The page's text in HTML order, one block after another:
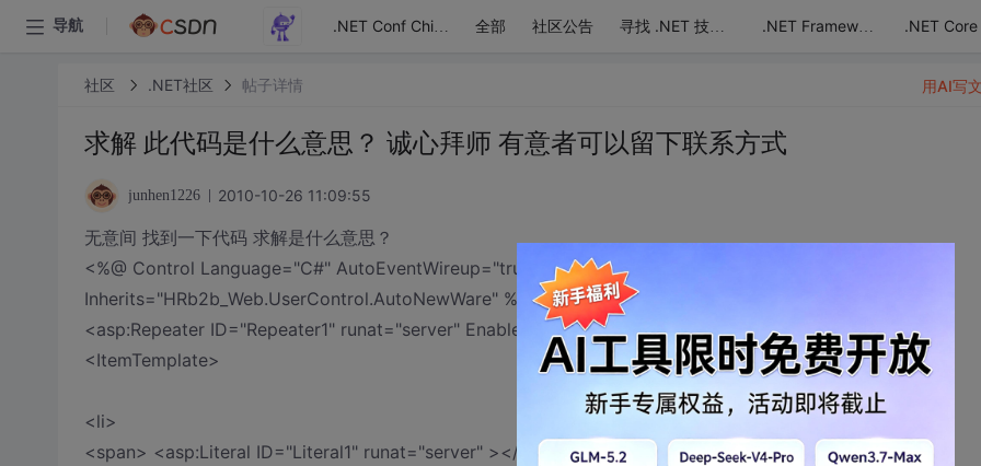
导航 .NET Conf China 全部 社区公告 寻找 .NET 技术达人 .NET Framework .NET Core
社区 .NET社区 帖子详情
求解 此代码是什么意思？ 诚心拜师 有意者可以留下联系方式
junhen1226 2010-10-26 11:09:55
无意间 找到一下代码 求解是什么意思？
<%@ Control Language="C#" AutoEventWireup="true" CodeBehind="AutoNewWare.ascx.cs"
Inherits="HRb2b_Web.UserControl.AutoNewWare" %>
<asp:Repeater ID="Repeater1" runat="server" EnableViewState="False">
<ItemTemplate>
<li>
<span> <asp:Literal ID="Literal1" runat="server" ></asp:Literal></span>
用AI写